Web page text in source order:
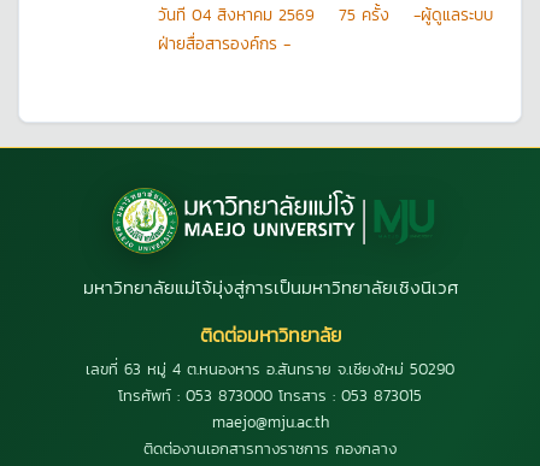
วันที 04 สิงหาคม 2569 75 ครั้ง
-ผู้ดูแลระบบ
ฝ่ายสื่อสารองค์กร -
มหาวิทยาลัยแม่โจ้มุ่งสู่การเป็นมหาวิทยาลัยเชิงนิเวศ
ติดต่อมหาวิทยาลัย
เลขที่ 63 หมู่ 4 ต.หนองหาร อ.สันทราย จ.เชียงใหม่ 50290
โทรศัพท์ : 053 873000 โทรสาร : 053 873015
maejo@mju.ac.th
ติดต่องานเอกสารทางราชการ กองกลาง